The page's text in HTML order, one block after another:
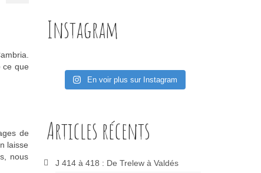
ce que
de
laisse
nous
Instagram
En voir plus sur Instagram
Articles récents
J 414 à 418 : De Trelew à Valdés